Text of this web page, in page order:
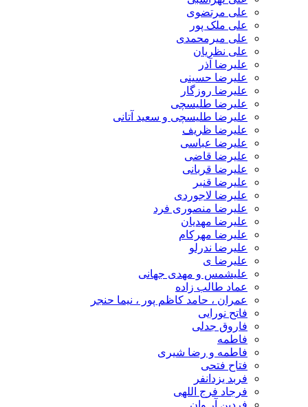
علی مرتضوی
علی ملک پور
علی میرمحمدی
علی نظریان
علیرضا آذر
علیرضا حسینی
علیرضا روزگار
علیرضا طلیسچی
علیرضا طلیسچی و سعید آتانی
علیرضا ظریف
علیرضا عباسی
علیرضا قاضی
علیرضا قربانی
علیرضا قنبر
علیرضا لاجوردی
علیرضا منصوری فرد
علیرضا مهدیان
علیرضا مهرکام
علیرضا ندرلو
علیرضا ی
علیشمس و مهدی جهانی
عماد طالب زاده
عمران ، حامد کاظم پور ، نیما حنجر
فاتح نورایی
فاروق جدلی
فاطمه
فاطمه و رضا شیری
فتاح فتحی
فربد یزدانفر
فرجاد فرج اللهی
فردین آر وان